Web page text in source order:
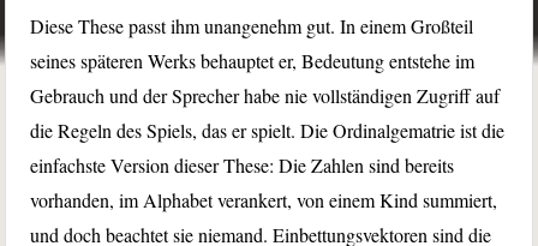
Diese These passt ihm unangenehm gut. In einem Großteil
seines späteren Werks behauptet er, Bedeutung entstehe im
Gebrauch und der Sprecher habe nie vollständigen Zugriff auf
die Regeln des Spiels, das er spielt. Die Ordinalgematrie ist die
einfachste Version dieser These: Die Zahlen sind bereits
vorhanden, im Alphabet verankert, von einem Kind summiert,
und doch beachtet sie niemand. Einbettungsvektoren sind die